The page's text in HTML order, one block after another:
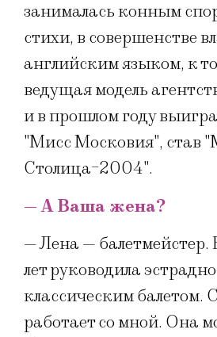
занималась конным
стихи, в совершенстве
английским языком, к
ведущая модель
и в прошлом году
"Мисс Московия", став
Столица-2004".
— А Ваша жена?
— Лена — балетмейстер.
лет руководила
классическим балетом.
работает со мной. Она